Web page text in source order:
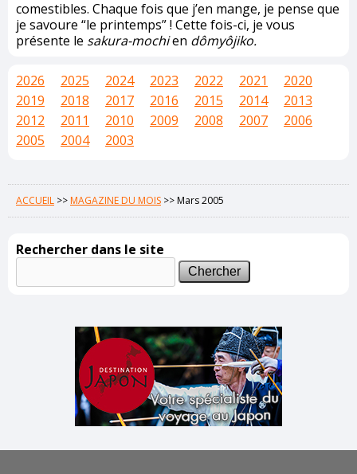
comestibles. Chaque fois que j’en mange, je pense que
je savoure “le printemps” ! Cette fois-ci, je vous
présente le sakura-mochien dômyôjiko.
2026 2025 2024 2023 2022 2021
2020
2019
2018 2017 2016 2015 2014
2013
2012
2011 2010 2009 2008 2007
2006
2005
2004 2003
ACCUEIL >>MAGAZINE DU MOIS >>Mars 2005
Rechercher dans le site